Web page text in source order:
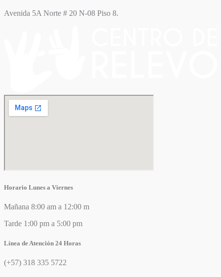
Avenida 5A Norte # 20 N-08 Piso 8.
Horario Lunes a Viernes
Mañana 8:00 am a 12:00 m
Tarde 1:00 pm a 5:00 pm
Línea de Atención 24 Horas
(+57) 318 335 5722